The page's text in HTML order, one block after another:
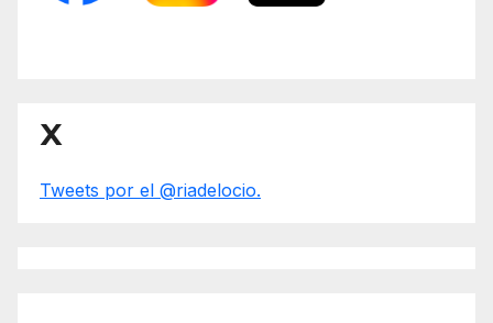
X
Tweets por el @riadelocio.